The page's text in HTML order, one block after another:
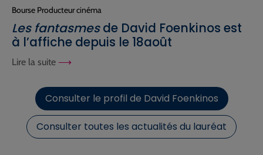
Bourse Producteur cinéma
Les fantasmesde David Foenkinos est
à l’affiche depuis le 18août
Lire la suite
Consulter le profil de David Foenkinos
Consulter toutes les actualités du lauréat